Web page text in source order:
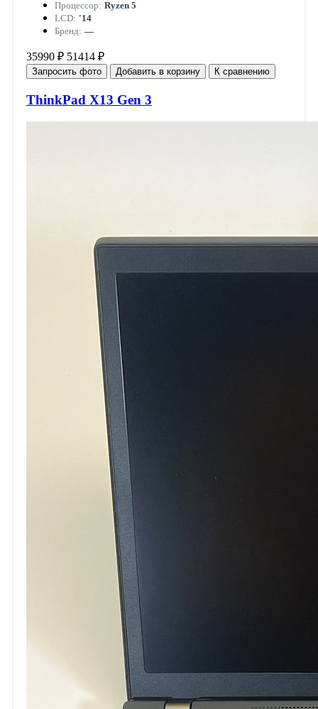
Процессор: Ryzen 5
LCD: '14
Бренд: —
35990 ₽ 51414 ₽
Запросить фото Добавить в корзину К сравнению
ThinkPad X13 Gen 3